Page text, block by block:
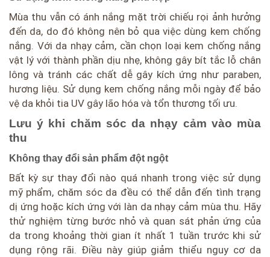
Mùa thu vẫn có ánh nắng mặt trời chiếu rọi ảnh hưởng
đến da, do đó không nên bỏ qua việc dùng kem chống
nắng. Với da nhạy cảm, cần chọn loại kem chống nắng
vật lý với thành phần dịu nhẹ, không gây bít tắc lỗ chân
lông và tránh các chất dễ gây kích ứng như paraben,
hương liệu. Sử dụng kem chống nắng mỗi ngày để bảo
vệ da khỏi tia UV gây lão hóa và tổn thương tối ưu.
Lưu ý khi chăm sóc da nhạy cảm vào mùa
thu
Không thay đổi sản phẩm đột ngột
Bất kỳ sự thay đổi nào quá nhanh trong việc sử dụng
mỹ phẩm, chăm sóc da đều có thể dẫn đến tình trạng
dị ứng hoặc kích ứng với làn da nhạy cảm mùa thu. Hãy
thử nghiệm từng bước nhỏ và quan sát phản ứng của
da trong khoảng thời gian ít nhất 1 tuần trước khi sử
dụng rộng rãi. Điều này giúp giảm thiểu nguy cơ da